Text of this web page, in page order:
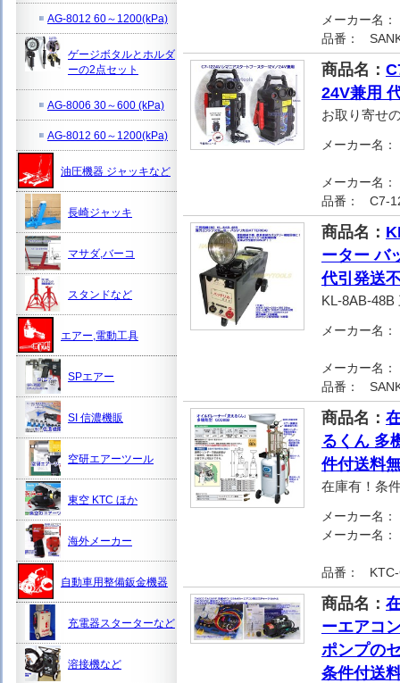
メーカー名：
品番：
商品名：
24V兼用
お取り寄せ
メーカー名：
メーカー名：
品番：
C7-
商品名：
ーター バ
代引発送
KL-8AB-
メーカー名：
メーカー名：
品番：
商品名：
るくん 多
件付送料
在庫有！条
メーカー名：
メーカー名：
品番：
商品名：
ーエアコ
ポンプの
条件付送
AG-8012 60～1200(kPa)
ゲージボタルとホルダ
ーの2点セット
AG-8006 30～600 (kPa)
AG-8012 60～1200(kPa)
油圧機器 ジャッキなど
長崎ジャッキ
マサダ,バーコ
スタンドなど
エアー,電動工具
SPエアー
SI 信濃機販
空研エアーツール
東空 KTC ほか
海外メーカー
自動車用整備鈑金機器
充電器スターターなど
溶接機など